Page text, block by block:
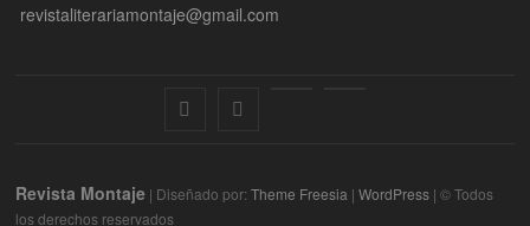
revistaliterariamontaje@gmail.com
c s t o
Revista Montaje | Diseñado por:Theme Freesia |WordPress | © Todos
los derechos reservados